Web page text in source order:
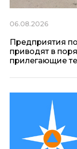
06.08.2026
Предприятия
приводят в
прилегающие